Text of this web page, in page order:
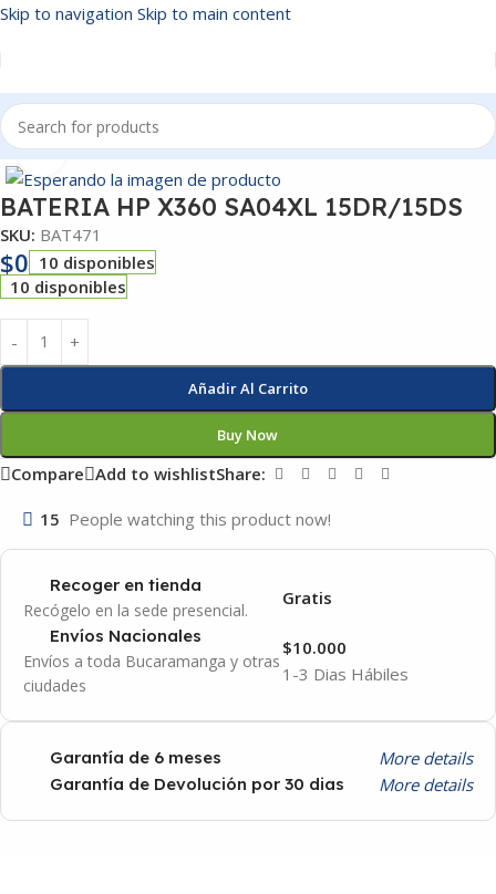
Skip to navigation Skip to main content
Inicio/BATERIAS
Click to enlarge
BATERIA HP X360 SA04XL 15DR/15DS
SKU: BAT471
$0 10 disponibles
10 disponibles
Añadir Al Carrito
Buy Now
Compare Add to wishlistShare:
15 People watching this product now!
Recoger en tienda
Recógelo en la sede presencial.
Gratis
Envíos Nacionales
Envíos a toda Bucaramanga y otras
ciudades
1-3 Dias Hábiles
$10.000
Garantía de 6 meses More details
Garantía de Devolución por 30 dias More details